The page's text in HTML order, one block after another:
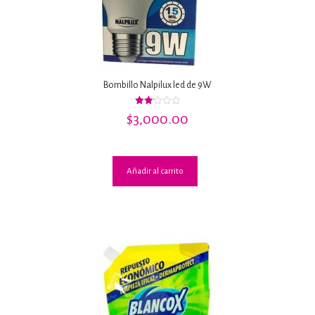
Bombillo Nalpilux led de 9W
con
$3,000.00
Añadir al carrito